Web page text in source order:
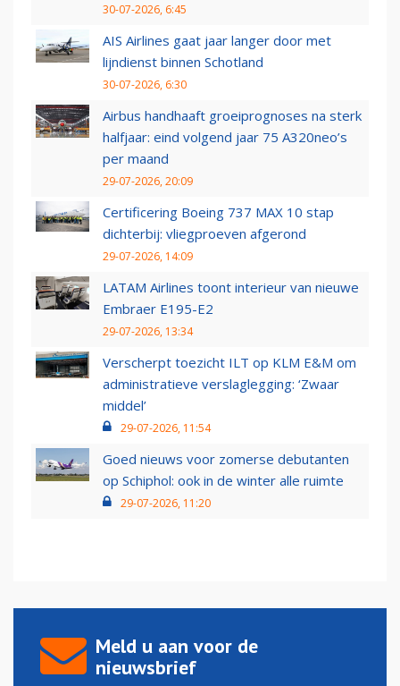
30-07-2026, 6:45
AIS Airlines gaat jaar langer door met
lijndienst binnen Schotland
30-07-2026, 6:30
Airbus handhaaft groeiprognoses na sterk
halfjaar: eind volgend jaar 75 A320neo’s
per maand
29-07-2026, 20:09
Certificering Boeing 737 MAX 10 stap
dichterbij: vliegproeven afgerond
29-07-2026, 14:09
LATAM Airlines toont interieur van nieuwe
Embraer E195-E2
29-07-2026, 13:34
Verscherpt toezicht ILT op KLM E&M om
administratieve verslaglegging: ‘Zwaar
middel’
29-07-2026, 11:54
Goed nieuws voor zomerse debutanten
op Schiphol: ook in de winter alle ruimte
29-07-2026, 11:20
Meld u aan voor de
nieuwsbrief